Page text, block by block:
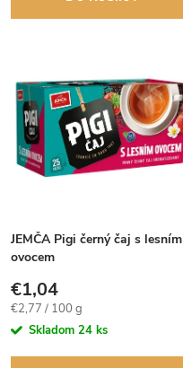
d
k
t
o
k
t
o
JEMČA Pigi černý čaj s lesním
ovocem
€1,04
Jednotková
cena:
€2,77 / 100 g
Skladom 24 ks